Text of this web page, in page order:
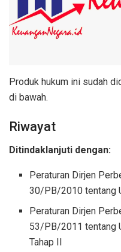
Produk hukum ini sudah
di bawah.
Riwayat
Ditindaklanjuti dengan:
Peraturan Dirjen
30/PB/2010 tentang
Peraturan Dirjen
53/PB/2011 tentang
Tahap II